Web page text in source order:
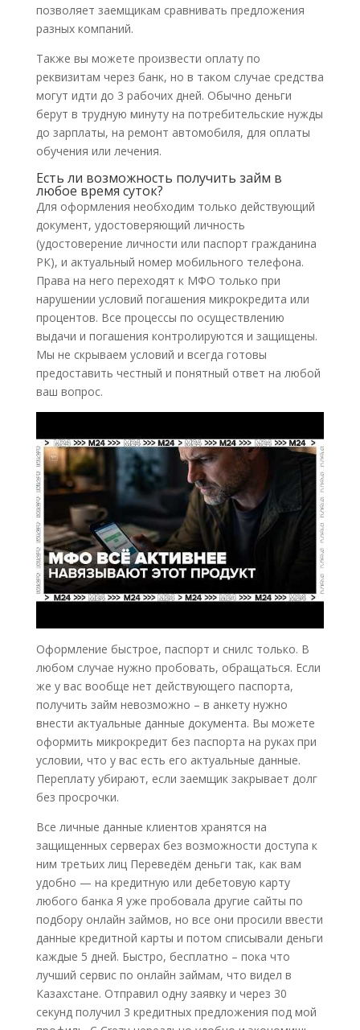
позволяет заемщикам сравнивать предложения
разных компаний.
Также вы можете произвести оплату по
реквизитам через банк, но в таком случае средства
могут идти до 3 рабочих дней. Обычно деньги
берут в трудную минуту на потребительские нужды
до зарплаты, на ремонт автомобиля, для оплаты
обучения или лечения.
Есть ли возможность получить займ в
любое время суток?
Для оформления необходим только действующий
документ, удостоверяющий личность
(удостоверение личности или паспорт гражданина
РК), и актуальный номер мобильного телефона.
Права на него переходят к МФО только при
нарушении условий погашения микрокредита или
процентов. Все процессы по осуществлению
выдачи и погашения контролируются и защищены.
Мы не скрываем условий и всегда готовы
предоставить честный и понятный ответ на любой
ваш вопрос.
Оформление быстрое, паспорт и снилс только. В
любом случае нужно пробовать, обращаться. Если
же у вас вообще нет действующего паспорта,
получить займ невозможно – в анкету нужно
внести актуальные данные документа. Вы можете
оформить микрокредит без паспорта на руках при
условии, что у вас есть его актуальные данные.
Переплату убирают, если заемщик закрывает долг
без просрочки.
Все личные данные клиентов хранятся на
защищенных серверах без возможности доступа к
ним третьих лиц Переведём деньги так, как вам
удобно — на кредитную или дебетовую карту
любого банка Я уже пробовала другие сайты по
подбору онлайн займов, но все они просили ввести
данные кредитной карты и потом списывали деньги
каждые 5 дней. Быстро, бесплатно – пока что
лучший сервис по онлайн займам, что видел в
Казахстане. Отправил одну заявку и через 30
секунд получил 3 кредитных предложения под мой